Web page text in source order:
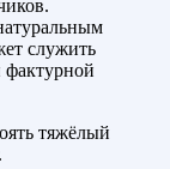
служить
фактурной
тяжёлый